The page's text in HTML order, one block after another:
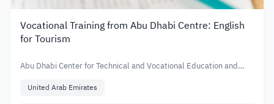
Vocational Training from Abu Dhabi Centre: English
for Tourism
Abu Dhabi Center for Technical and Vocational Education and
United Arab Emirates